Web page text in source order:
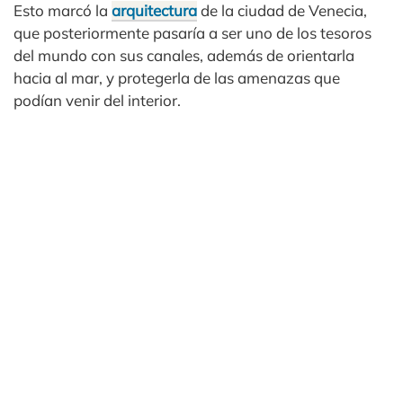
Esto marcó la arquitecturade la ciudad de Venecia,
que posteriormente pasaría a ser uno de los tesoros
del mundo con sus canales, además de orientarla
hacia al mar, y protegerla de las amenazas que
podían venir del interior.